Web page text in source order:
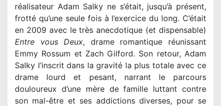
réalisateur Adam Salky ne s’était, jusqu’à présent,
frotté qu’une seule fois à l’exercice du long. C’était
en 2009 avec le très anecdotique (et dispensable)
Entre vous Deux, drame romantique réunissant
Emmy Rossum et Zach Gilford. Son retour, Adam
Salky l’inscrit dans la gravité la plus totale avec ce
drame lourd et pesant, narrant le parcours
douloureux d’une mère de famille luttant contre
son mal-être et ses addictions diverses, pour se